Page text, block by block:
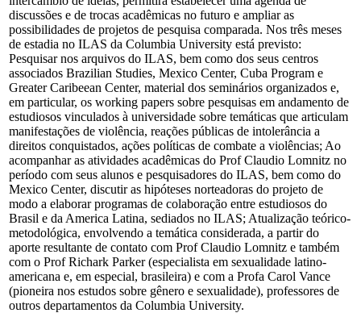
discussões e de trocas acadêmicas no futuro e ampliar as
possibilidades de projetos de pesquisa comparada. Nos três meses
de estadia no ILAS da Columbia University está previsto:
Pesquisar nos arquivos do ILAS, bem como dos seus centros
associados Brazilian Studies, Mexico Center, Cuba Program e
Greater Caribeean Center, material dos seminários organizados e,
em particular, os working papers sobre pesquisas em andamento de
estudiosos vinculados à universidade sobre temáticas que articulam
manifestações de violência, reações públicas de intolerância a
direitos conquistados, ações políticas de combate a violências; Ao
acompanhar as atividades acadêmicas do Prof Claudio Lomnitz no
período com seus alunos e pesquisadores do ILAS, bem como do
Mexico Center, discutir as hipóteses norteadoras do projeto de
modo a elaborar programas de colaboração entre estudiosos do
Brasil e da America Latina, sediados no ILAS; Atualização teórico-
metodológica, envolvendo a temática considerada, a partir do
aporte resultante de contato com Prof Claudio Lomnitz e também
com o Prof Richark Parker (especialista em sexualidade latino-
americana e, em especial, brasileira) e com a Profa Carol Vance
(pioneira nos estudos sobre gênero e sexualidade), professores de
outros departamentos da Columbia University.